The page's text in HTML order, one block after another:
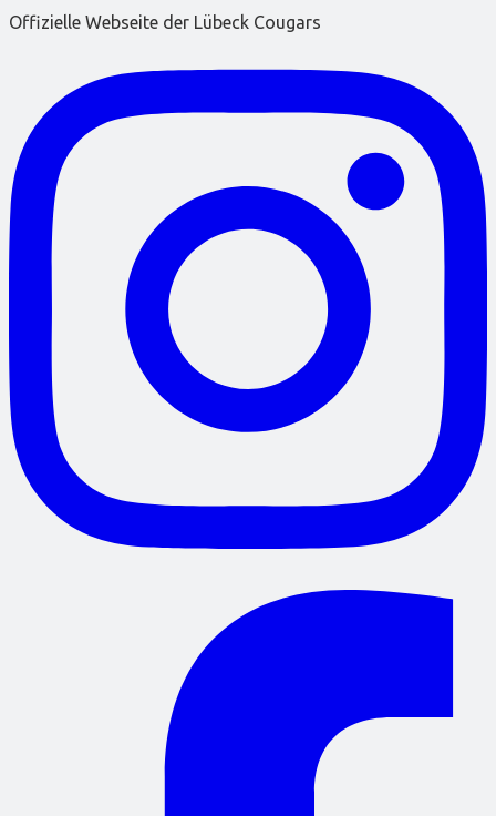
Offizielle Webseite der Lübeck Cougars